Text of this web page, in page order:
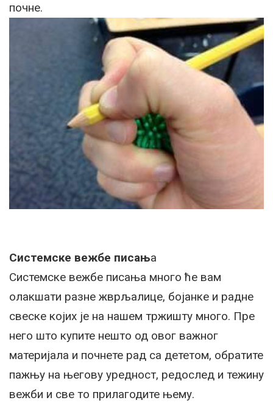
почне.
Системске вежбе писања
Системске вежбе писања много ће вам
олакшати разне жврљалице, бојанке и радне
свеске којих је на нашем тржишту много. Пре
него што купите нешто од овог важног
материјала и почнете рад са дететом, обратите
пажњу на његову уредност, редослед и тежину
вежби и све то прилагодите њему.